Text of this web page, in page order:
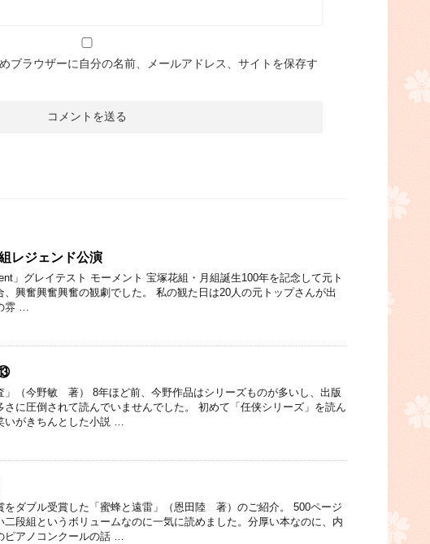
ブラウザーに自分の名前、メールアドレス、サイトを保存す
レジェンド公演
」グレイテスト モーメント 宝塚花組・月組誕生100年を記念して元ト
、興奮興奮興奮の観劇でした。 私の観た日は20人の元トップさんが出
雰 …
」（今野敏 著） 8年ほど前、今野作品はシリーズものが多いし、出版
さに圧倒されて読んでいませんでした。 初めて「任侠シリーズ」を読ん
いがきちんとした小説 …
をダブル受賞した「蜜蜂と遠雷」（恩田陸 著）のご紹介。 500ページ
二段組というボリュームなのに一気に読めました。分厚い本なのに、内
ピアノコンクールの話 …